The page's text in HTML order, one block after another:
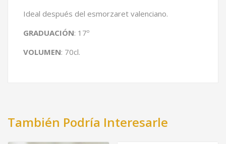
Ideal después del esmorzaret valenciano.
GRADUACIÓN: 17º
VOLUMEN: 70cl.
También Podría Interesarle